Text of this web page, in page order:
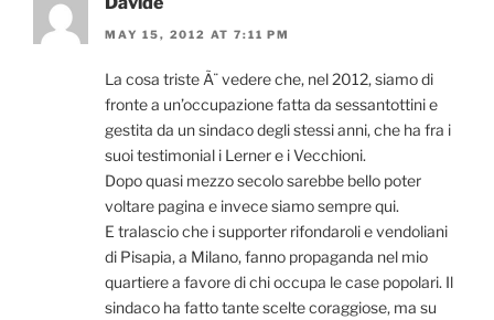
MAY 15, 2012 AT 7:11 PM
La cosa triste Ã¨ vedere che, nel 2012, siamo di
fronte a un’occupazione fatta da sessantottini e
gestita da un sindaco degli stessi anni, che ha fra i
suoi testimonial i Lerner e i Vecchioni.
Dopo quasi mezzo secolo sarebbe bello poter
voltare pagina e invece siamo sempre qui.
E tralascio che i supporter rifondaroli e vendoliani
di Pisapia, a Milano, fanno propaganda nel mio
quartiere a favore di chi occupa le case popolari. Il
sindaco ha fatto tante scelte coraggiose, ma su